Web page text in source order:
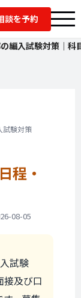
談を予約
編入試験対策｜科
試験対策
程・
08-05
試験
接及び口